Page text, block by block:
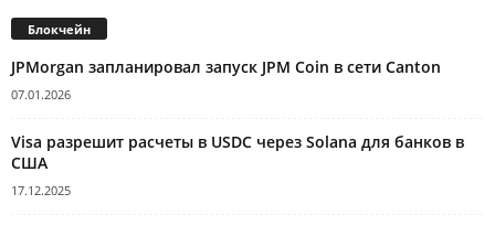
Блокчейн
JPMorgan запланировал запуск JPM Coin в сети Canton
07.01.2026
Visa разрешит расчеты в USDC через Solana для банков в
США
17.12.2025